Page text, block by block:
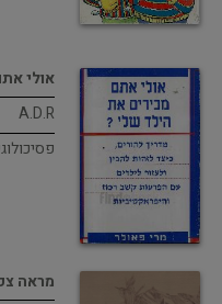
אולי
A.D.R
מראה